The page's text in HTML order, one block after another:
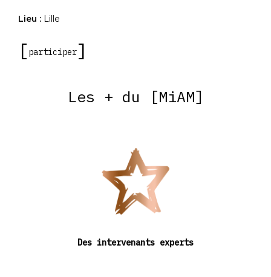
Lieu : Lille
participer
Les + du [MiAM]
Des intervenants experts